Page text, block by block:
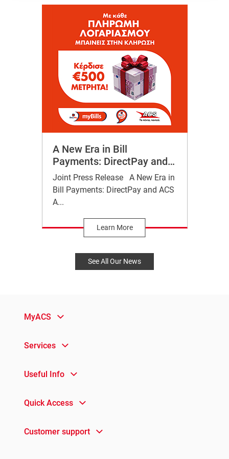
A New Era in Bill
Payments: DirectPay and
ACS Announce "DirectPay
myBills" at 223 Locations
with a €500 Cash Prize
Joint Press Release A New Era in
Bill Payments: DirectPay and ACS
A...
Learn More
See All Our News
MyACS
Services
Useful Info
Quick Access
Customer support